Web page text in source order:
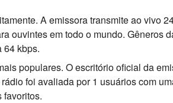
A emissora transmite ao vivo
ouvintes em todo o mundo. Gêneros
64 kbps.
populares. O escritório oficial da
rádio foi avaliada por 1 usuários com
favoritos.